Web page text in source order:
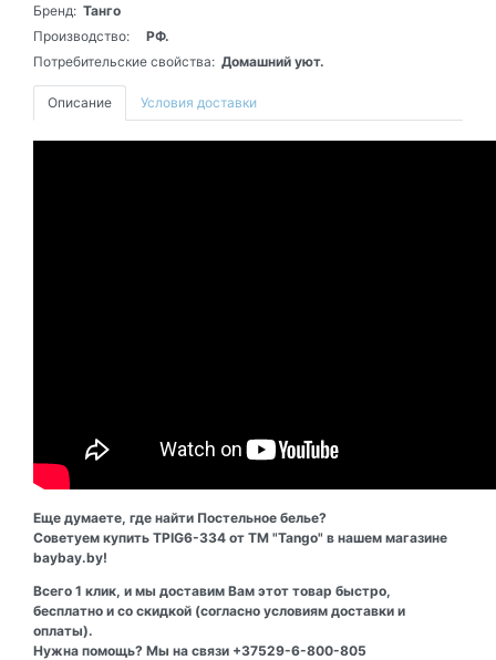
Бренд: Танго
Производство:
РФ.
Потребительские свойства: Домашний уют.
Описание Условия доставки
Еще думаете, где найти Постельное белье?
Советуем купить TPIG6-334 от ТМ "Tango" в нашем магазине
baybay.by!
Всего 1 клик, и мы доставим Вам этот товар быстро,
бесплатно и со скидкой (согласно условиям доставки и
оплаты).
Нужна помощь? Мы на связи +37529-6-800-805